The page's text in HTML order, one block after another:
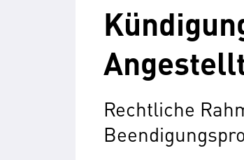
Rechtliche